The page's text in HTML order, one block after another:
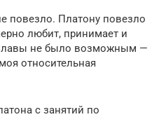
повезло. Платону повезло
любит, принимает и
не было возможным —
относительная
с занятий по